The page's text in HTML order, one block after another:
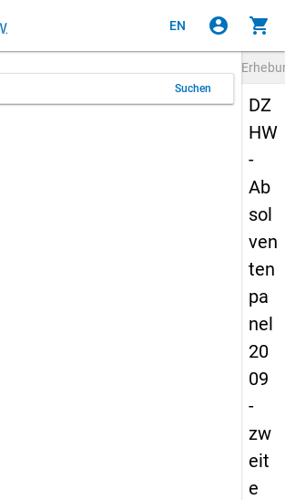
EN account_circle shopping_cart
Suchen
DZ
HW
-
Ab
sol
ven
ten
pa
nel
20
09
-
zw
eit
e